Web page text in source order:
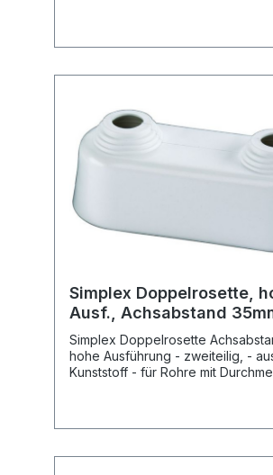
Simplex Doppelrosette,
Ausf., Achsabstand
weiss
Simplex Doppelrosette
hohe Ausführung - zweiteilig, -
Kunststoff - für Rohre mit